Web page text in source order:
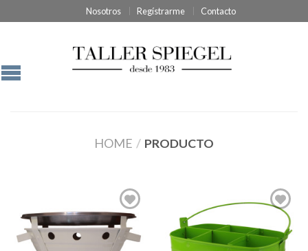
Nosotros Regístrarme Contacto
HOME / PRODUCTO